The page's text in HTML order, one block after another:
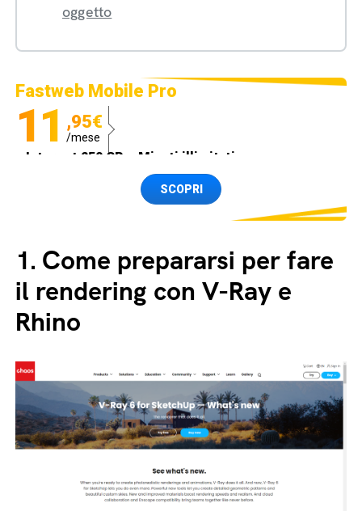
oggetto
Fastweb Mobile Pro
11 ,95€
/mese
Internet 250 GB e Minuti illimitati
Spedizione SIM GRATISSCOPRI
1. Come prepararsi per fare
il rendering con V-Ray e
Rhino